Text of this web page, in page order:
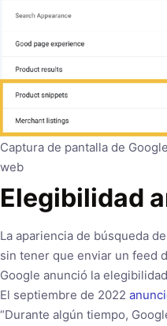
Captura de pantalla de
web
Elegibilidad
La apariencia de búsqueda
sin tener que enviar un feed
Google anunció la
El septiembre de 2022
“Durante algún tiempo,